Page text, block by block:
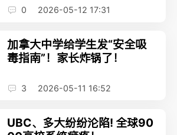
0 2026-05-12 17:31
加拿大中学给学生发“安全吸
毒指南”！家长炸锅了！
3 2026-05-11 16:52
UBC、多大纷纷沦陷! 全球90